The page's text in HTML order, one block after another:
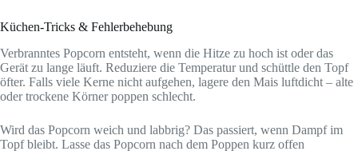
Küchen-Tricks & Fehlerbehebung
Verbranntes Popcorn entsteht, wenn die Hitze zu hoch ist oder das
Gerät zu lange läuft. Reduziere die Temperatur und schüttle den Topf
öfter. Falls viele Kerne nicht aufgehen, lagere den Mais luftdicht – alte
oder trockene Körner poppen schlecht.
Wird das Popcorn weich und labbrig? Das passiert, wenn Dampf im
Topf bleibt. Lasse das Popcorn nach dem Poppen kurz offen